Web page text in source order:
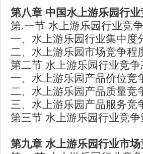
第八章 中国水上游乐园行
第.一节 水上游乐园行业竞
一、水上游乐园行业集中度
二、水上游乐园市场竞争程
第二节 水上游乐园行业竞
一、水上游乐园产品价位竞
二、水上游乐园产品质量竞
三、水上游乐园产品服务竞
第三节 水上游乐园行业竞
第九章 水上游乐园行业市